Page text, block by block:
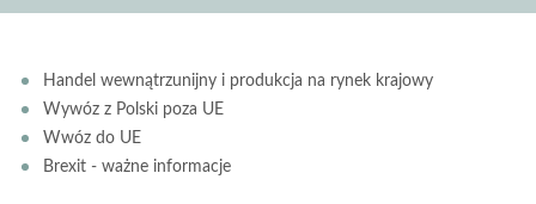
Handel wewnątrzunijny i produkcja na rynek krajowy
Wywóz z Polski poza UE
Wwóz do UE
Brexit - ważne informacje